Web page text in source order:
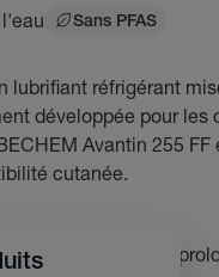
Sans PFAS
lubrifiant réfrigérant
développée pour
Avantin 255
cutanée.
de vie des outils